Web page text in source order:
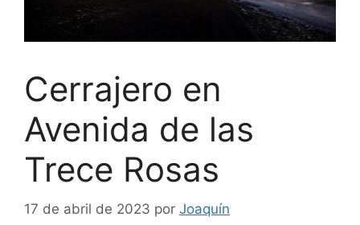
Cerrajero en
Avenida de las
Trece Rosas
17 de abril de 2023 por Joaquín